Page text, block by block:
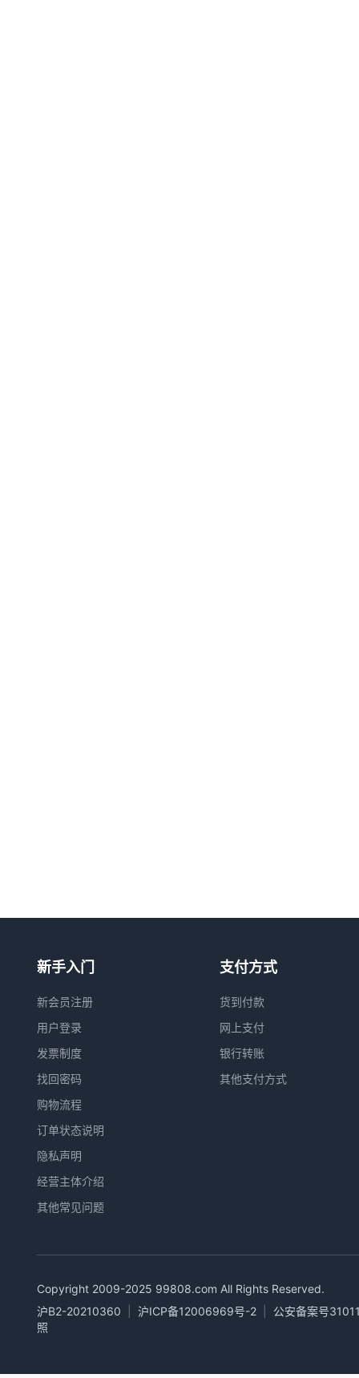
新手入门
新会员注册
用户登录
发票制度
找回密码
购物流程
订单状态说明
隐私声明
经营主体介绍
其他常见问题
支付方式
货到付款
网上支付
银行转账
其他支付方式
Copyright 2009-2025 99808.com All Rights Reserved.
沪B2-20210360
沪ICP备12006969号-2
公安备案号
照